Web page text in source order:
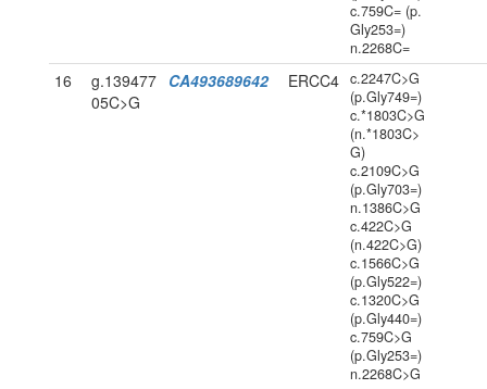
c.759C= (p.
Gly253=)
n.2268C=
16
g.139477
05C>G
CA493689642 ERCC4 c.2247C>G
(p.Gly749=)
c.*1803C>G
(n.*1803C>
G)
c.2109C>G
(p.Gly703=)
n.1386C>G
c.422C>G
(n.422C>G)
c.1566C>G
(p.Gly522=)
c.1320C>G
(p.Gly440=)
c.759C>G
(p.Gly253=)
n.2268C>G